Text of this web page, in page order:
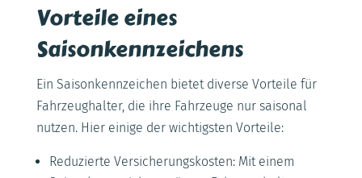
Vorteile eines
Saisonkennzeichens
Ein Saisonkennzeichen bietet diverse Vorteile für
Fahrzeughalter, die ihre Fahrzeuge nur saisonal
nutzen. Hier einige der wichtigsten Vorteile:
Reduzierte Versicherungskosten: Mit einem